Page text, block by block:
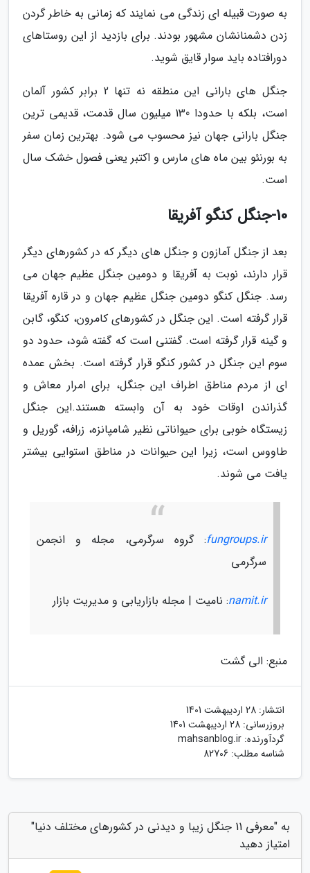
به صورت قبیله ای زندگی می نمایند که زمانی به خاطر گردن
زدن دشمنانشان مشهور بودند. برای بازدید از این روستاهای
دورافتاده باید سوار قایق شوید.
جنگل های بارانی این منطقه نه تنها 2 برابر کشور آلمان
است، بلکه با حدودا 130 میلیون سال قدمت، قدیمی ترین
جنگل بارانی جهان نیز محسوب می شود. بهترین زمان سفر
به بورنئو بین ماه های مارس و اکتبر یعنی فصول خشک سال
است.
10-جنگل کنگو آفریقا
بعد از جنگل آمازون و جنگل های دیگر که در کشورهای دیگر
قرار دارند، نوبت به آفریقا و دومین جنگل عظیم جهان می
رسد. جنگل کنگو دومین جنگل عظیم جهان و در قاره آفریقا
قرار گرفته است. این جنگل در کشورهای کامرون، کنگو، گابن
و گینه قرار گرفته است. گفتنی است که گفته شود، حدود دو
سوم این جنگل در کشور کنگو قرار گرفته است. بخش عمده
ای از مردم مناطق اطراف این جنگل، برای امرار معاش و
گذراندن اوقات خود به آن وابسته هستند.این جنگل
زیستگاه خوبی برای حیواناتی نظیر شامپانزه، زرافه، گوریل و
طاووس است، زیرا این حیوانات در مناطق استوایی بیشتر
یافت می شوند.
fungroups.ir: گروه سرگرمی، مجله و انجمن
سرگرمی
namit.ir: نامیت | مجله بازاریابی و مدیریت بازار
منبع: الی گشت
انتشار: 28 اردیبهشت 1401
بروزرسانی: 28 اردیبهشت 1401
گردآورنده: mahsanblog.ir
شناسه مطلب: 82706
به "معرفی 11 جنگل زیبا و دیدنی در کشورهای مختلف دنیا"
امتیاز دهید